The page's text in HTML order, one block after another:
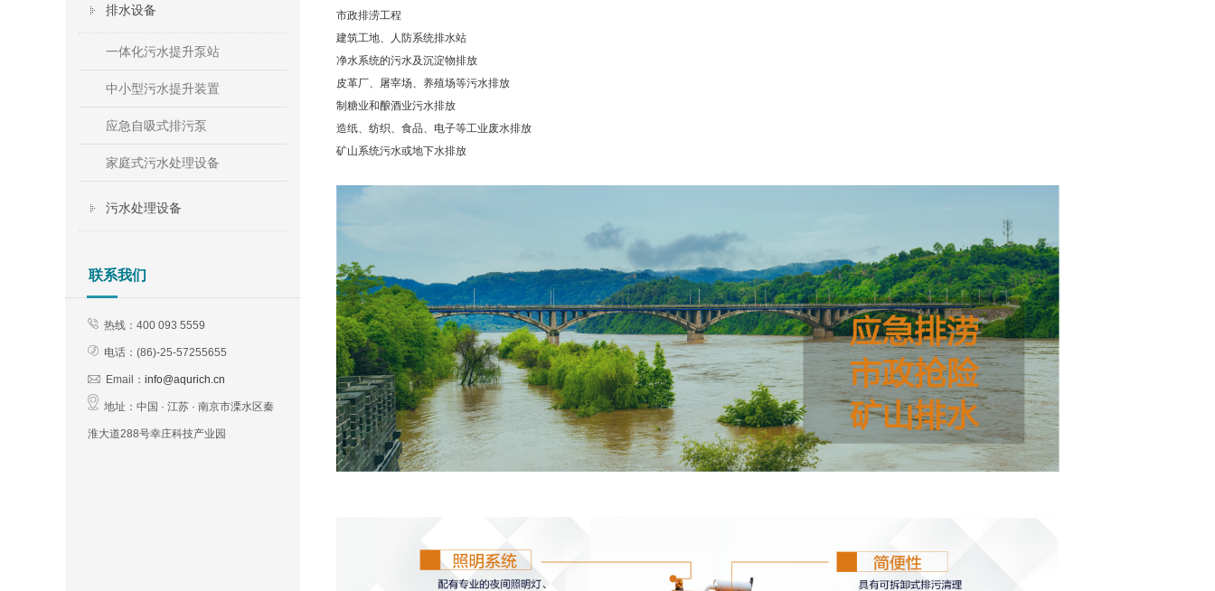
排水设备
一体化污水提升泵站
中小型污水提升装置
应急自吸式排污泵
家庭式污水处理设备
污水处理设备
联系我们
热线：400 093 5559
电话：(86)-25-57255655
Email： info@aqurich.cn
地址： 中国 · 江苏 · 南京市溧水区秦
淮大道288号幸庄科技产业园
市政排涝工程
建筑工地、人防系统排水站
净水系统的污水及沉淀物排放
皮革厂、屠宰场、养殖场等污水排放
制糖业和酿酒业污水排放
造纸、纺织、食品、电子等工业废水排放
矿山系统污水或地下水排放